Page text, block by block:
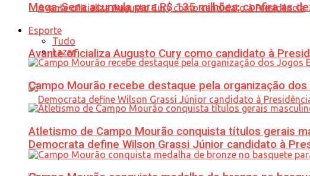
Avante oficializa Augusto Cury como candidato à
Democrata define Wilson Grassi Júnior candidato à
Mega-Sena acumula para R$ 135 milhões; confira as
Esporte
Tudo
Lazer
Campo Mourão recebe destaque pela organização
Atletismo de Campo Mourão conquista títulos gerais